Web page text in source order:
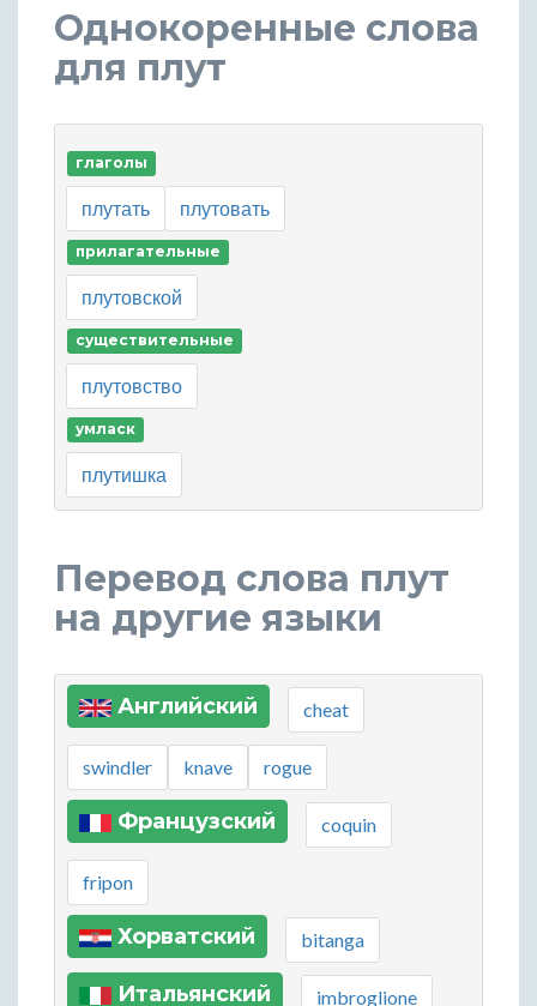
Однокоренные слова
для плут
глаголы
плутать плутовать
прилагательные
плутовской
существительные
плутовство
умласк
плутишка
Перевод слова плут
на другие языки
Английский cheat
swindler knave rogue
Французский coquin
fripon
Хорватский bitanga
Итальянский imbroglione